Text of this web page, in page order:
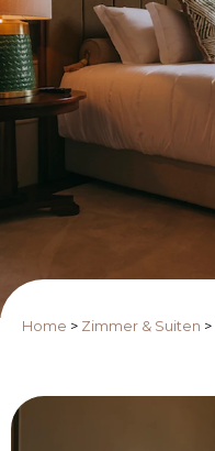
Home > Zimmer & Suiten >